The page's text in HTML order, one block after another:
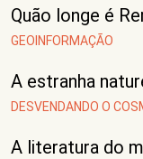
Quão longe é
GEOINFORMAÇÃO
A estranha
DESVENDANDO O
A literatura do